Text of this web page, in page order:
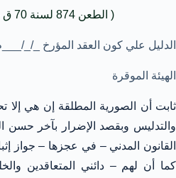
( الطعن 874 لسنة 70 ق جلسة 3/2/2000 )
الدليل علي كون العقد المؤرخ _/_/
الهيئة الموقرة
ثابت أن الصورية المطلقة إن هي إلا
القانون المدني – في عجزها – جواز
كما أن لهم – دائني المتعاقدين